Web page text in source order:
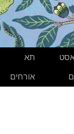
תא
אורחים